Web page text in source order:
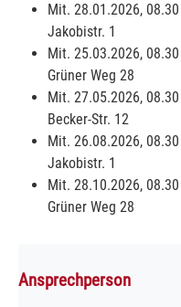
Mit. 28.01.2026,
Jakobistr. 1
Mit. 25.03.2026,
Grüner Weg 28
Mit. 27.05.2026,
Becker-Str. 12
Mit. 26.08.2026,
Jakobistr. 1
Mit. 28.10.2026,
Grüner Weg 28
Ansprechperson